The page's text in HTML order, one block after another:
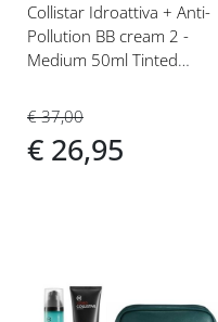
Collistar Idroattiva + Anti-
Pollution BB cream 2 -
Medium 50ml Tinted
€ 37,00
€ 26,95
toe